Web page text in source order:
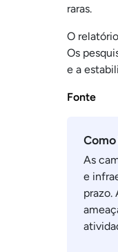
raras.
O
Os
e a
Fonte
As
e
prazo.